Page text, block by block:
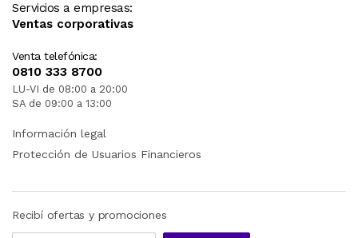
Servicios a empresas:
Ventas corporativas
Venta telefónica:
0810 333 8700
LU-VI de 08:00 a 20:00
SA de 09:00 a 13:00
Información legal
Protección de Usuarios Financieros
Recibí ofertas y promociones